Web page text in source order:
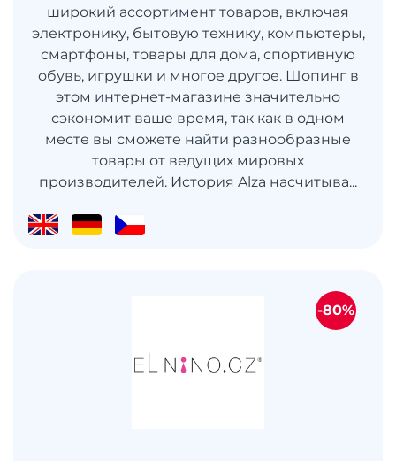
широкий ассортимент товаров, включая
электронику, бытовую технику, компьютеры,
смартфоны, товары для дома, спортивную
обувь, игрушки и многое другое. Шопинг в
этом интернет-магазине значительно
сэкономит ваше время, так как в одном
месте вы сможете найти разнообразные
товары от ведущих мировых
производителей. История Alza насчитыва...
-80%